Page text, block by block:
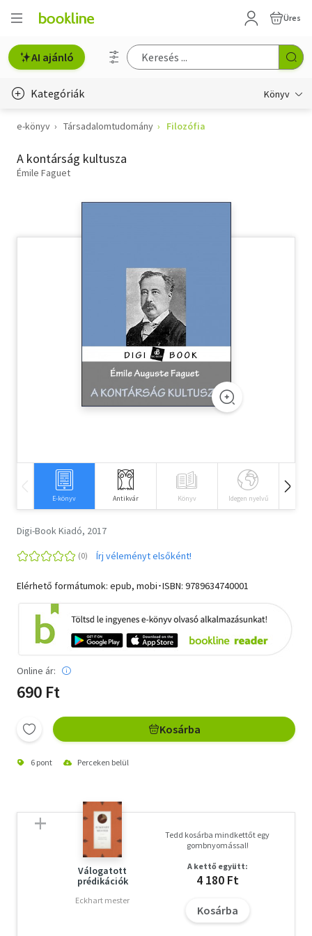
Üres
AI ajánló
Kategóriák Könyv
Életmód, egészség
Erotika
Tankönyv, segédkönyv
Társadalomtudomány
e-könyv Társadalomtudomány Filozófia
A kontárság kultusza
Émile Faguet
E-könyv Antikvár Könyv Idegen nyelvű
Digi-Book Kiadó, 2017
Írj véleményt elsőként!
Elérhető formátumok: epub, mobi･ISBN: 9789634740001
Online ár:
690 Ft
Kosárba
6 pont Perceken belül
Válogatott
prédikációk
Eckhart mester
Tedd kosárba mindkettőt egy
gombnyomással!
A kettő együtt:
4 180 Ft
Kosárba